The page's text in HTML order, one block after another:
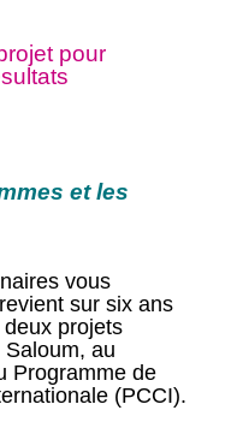
pour
et les
vous
sur six ans
projets
au
Programme de
(PCCI).